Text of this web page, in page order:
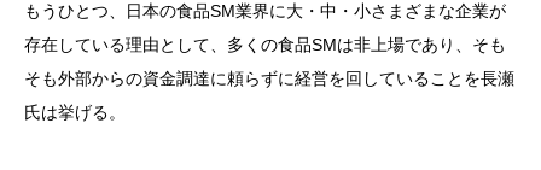
もうひとつ、日本の食品SM業界に大・中・小さまざまな企業が
存在している理由として、多くの食品SMは非上場であり、そも
そも外部からの資金調達に頼らずに経営を回していることを長瀬
氏は挙げる。